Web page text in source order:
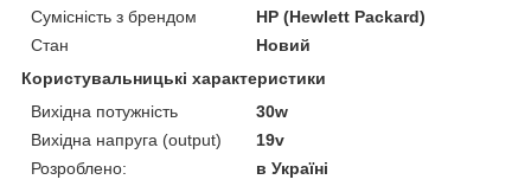
Сумісність з брендом
HP (Hewlett Packard)
Стан
Новий
Користувальницькі характеристики
Вихідна потужність
30w
Вихідна напруга (output)
19v
Розроблено:
в Україні